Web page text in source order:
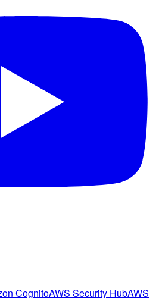
CognitoAWS Security HubAWS